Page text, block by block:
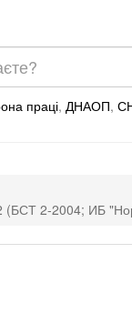
праці, ДНАОП,
2-2004; ИБ